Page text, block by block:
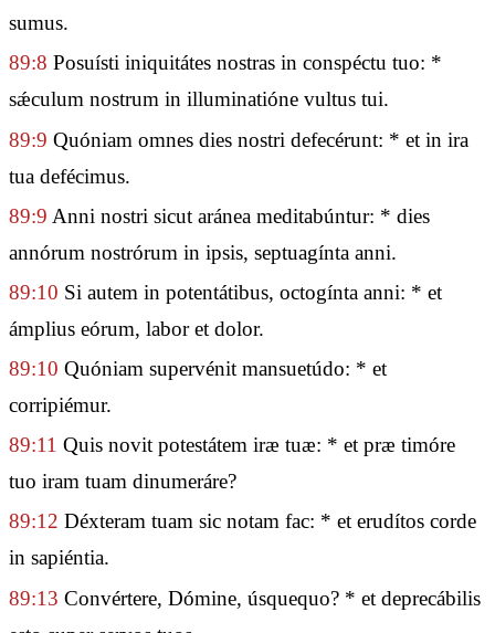
sumus.
89:8 Posuísti iniquitátes nostras in conspéctu tuo: *
sǽculum nostrum in illuminatióne vultus tui.
89:9 Quóniam omnes dies nostri defecérunt: * et in ira
tua defécimus.
89:9 Anni nostri sicut aránea meditabúntur: * dies
annórum nostrórum in ipsis, septuagínta anni.
89:10 Si autem in potentátibus, octogínta anni: * et
ámplius eórum, labor et dolor.
89:10 Quóniam supervénit mansuetúdo: * et
corripiémur.
89:11 Quis novit potestátem iræ tuæ: * et præ timóre
tuo iram tuam dinumeráre?
89:12 Déxteram tuam sic notam fac: * et erudítos corde
in sapiéntia.
89:13 Convértere, Dómine, úsquequo? * et deprecábilis